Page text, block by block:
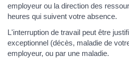
employeur ou la direction des
heures qui suivent votre absence.
L'interruption de travail peut être
exceptionnel (décès, maladie de
employeur, ou par une maladie.